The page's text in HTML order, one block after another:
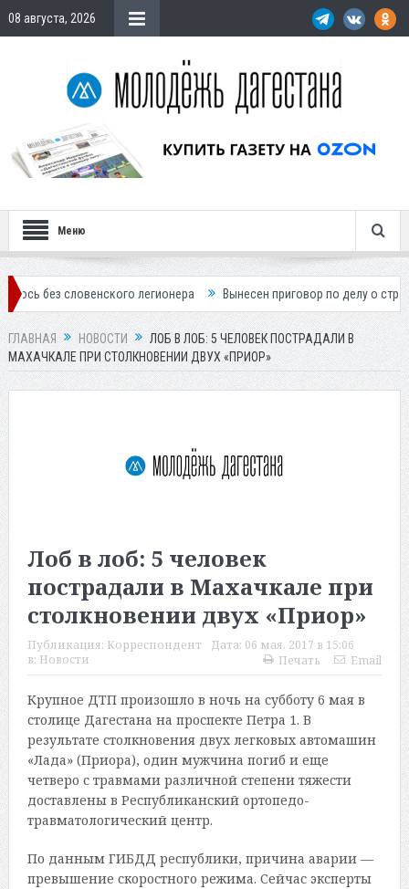
08 августа, 2026
Меню
легионера Вынесен приговор по делу о строительстве
ГЛАВНАЯ НОВОСТИ
ЛОБ В ЛОБ: 5 ЧЕЛОВЕК ПОСТРАДАЛИ В
МАХАЧКАЛЕ ПРИ СТОЛКНОВЕНИИ ДВУХ «ПРИОР»
Лоб в лоб: 5 человек
пострадали в Махачкале при
столкновении двух «Приор»
Публикация: Корреспондент Дата: 06 мая, 2017 в 15:06
в: Новости Печать Email
Крупное ДТП произошло в ночь на субботу 6 мая в
столице Дагестана на проспекте Петра 1. В
результате столкновения двух легковых автомашин
«Лада» (Приора), один мужчина погиб и еще
четверо с травмами различной степени тяжести
доставлены в Республиканский ортопедо-
травматологический центр.
По данным ГИБДД республики, причина аварии —
превышение скоростного режима. Сейчас эксперты